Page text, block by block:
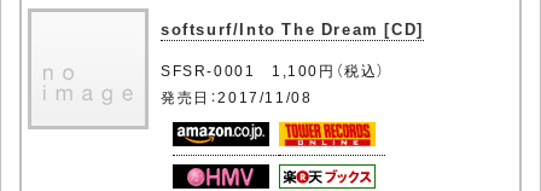
softsurf/Into The Dream [CD]
SFSR-0001 1,100円（税込）
発売日：2017/11/08